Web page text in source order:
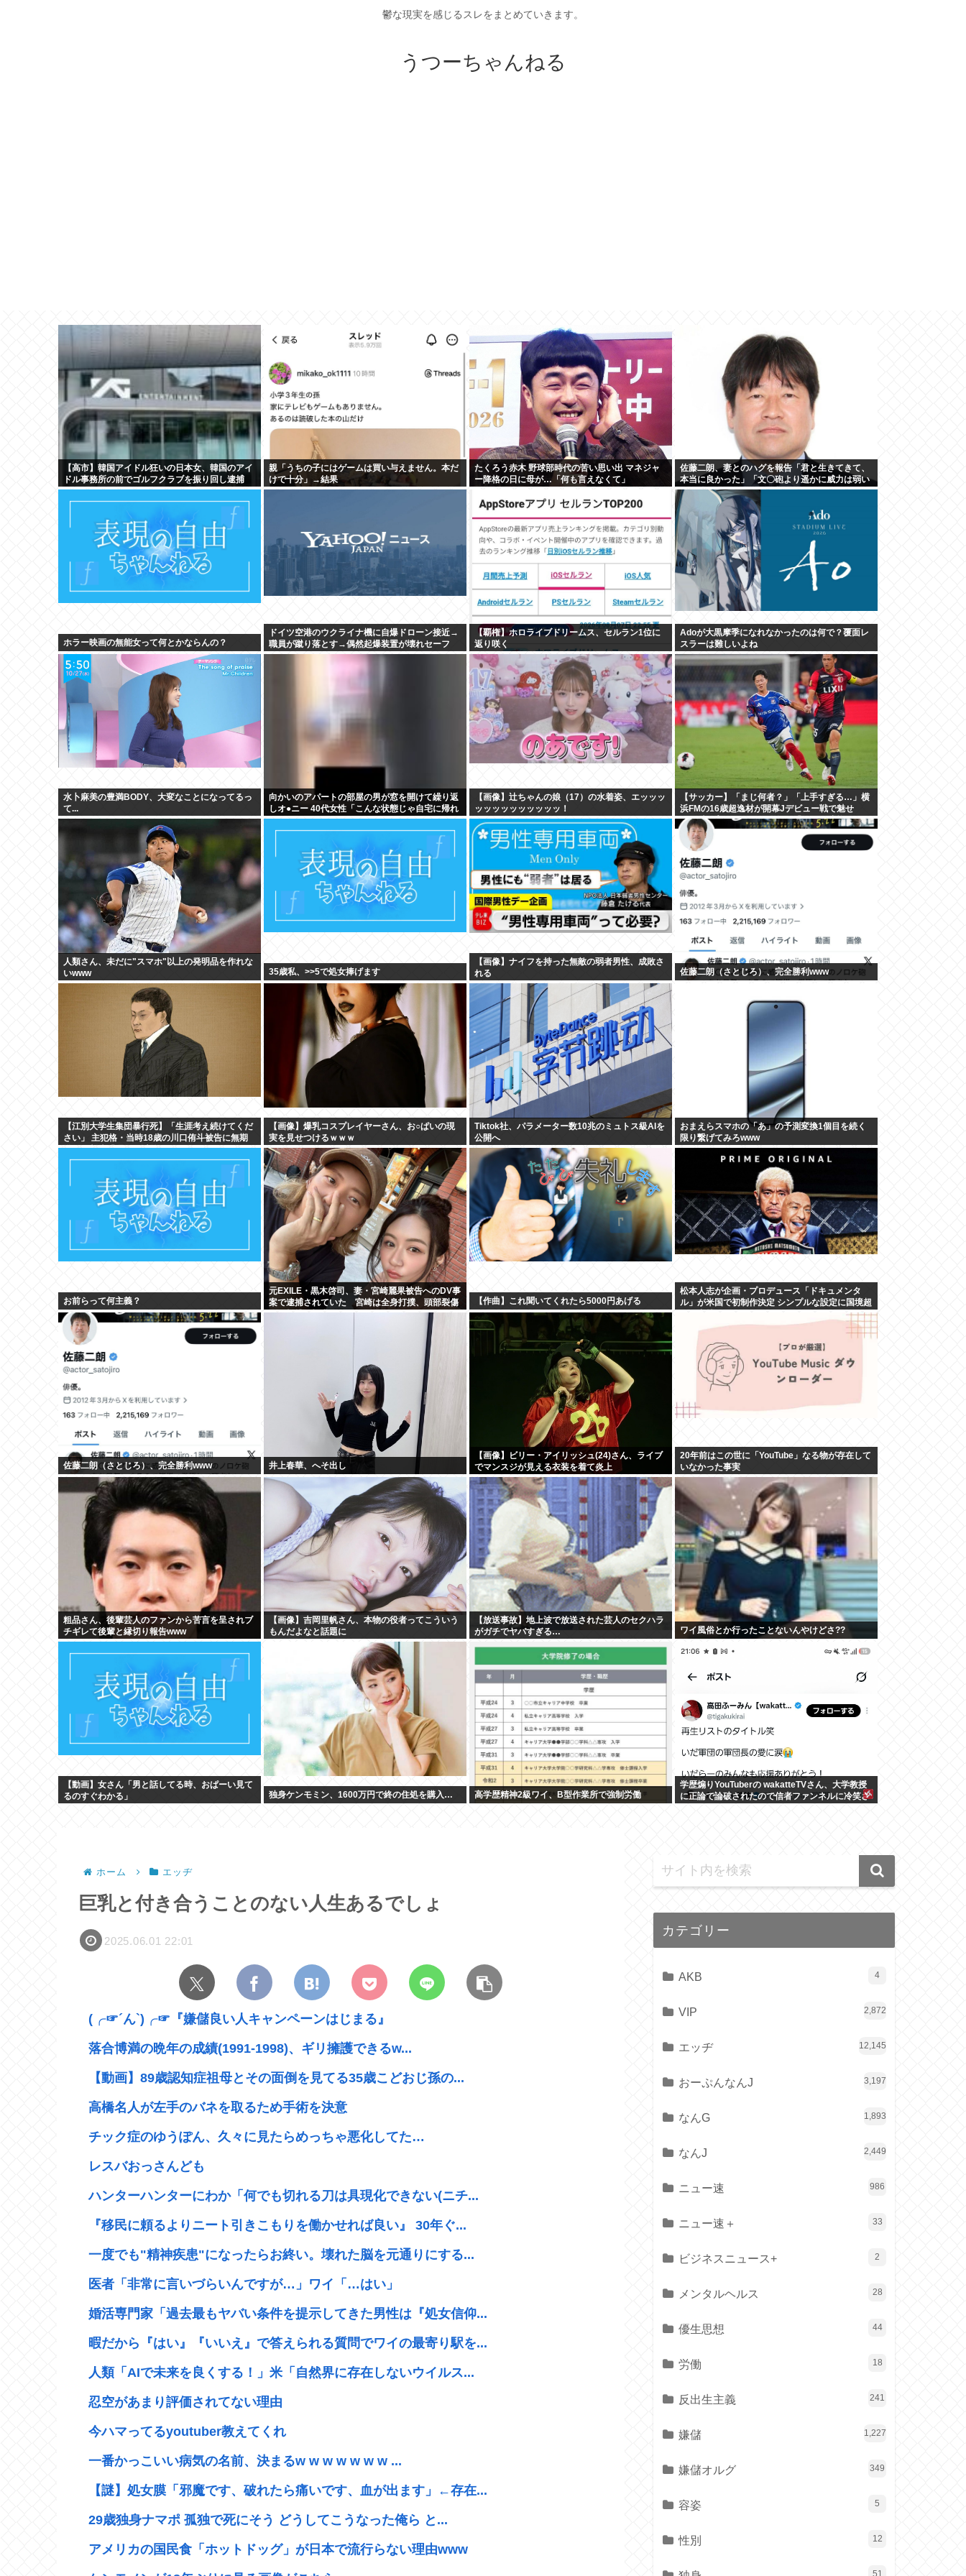
鬱な現実を感じるスレをまとめていきます。
うつーちゃんねる
【高市】韓国アイドル狂いの日本女、韓国のアイ
ドル事務所の前でゴルフクラブを振り回し逮捕
親「うちの子にはゲームは買い与えません。本だ
けで十分」→結果
たくろう赤木 野球部時代の苦い思い出 マネジャ
ー降格の日に母が…「何も言えなくて」
佐藤二朗、妻とのハグを報告「君と生きてきて、
本当に良かった」「文〇砲より遥かに威力は弱い
が、僕のノロケ砲をお見舞いする」
ホラー映画の無能女って何とかならんの？
ドイツ空港のウクライナ機に自爆ドローン接近→
職員が蹴り落とす→偶然起爆装置が壊れセーフ
【覇権】ホロライブドリームス、セルラン1位に
返り咲く
WIWIWIWIWIWIWIWIWIWIWIWIWIWIWIWIWIWI
Adoが大黒摩季になれなかったのは何で？覆面レ
スラーは難しいよね
水卜麻美の豊満BODY、大変なことになってるっ
て...
向かいのアパートの部屋の男が窓を開けて繰り返
しオ●ニー 40代女性「こんな状態じゃ自宅に帰れ
ない」
【画像】辻ちゃんの娘（17）の水着姿、エッッッ
ッッッッッッッッッッ！
【サッカー】「まじ何者？」「上手すぎる…」横
浜FMの16歳超逸材が開幕Jデビュー戦で魅せ
た”衝撃プレー”にSNS騒然！「すごい才能」
人類さん、未だに"スマホ"以上の発明品を作れな
いwww
35歳私、>>5で処女捧げます
【画像】ナイフを持った無敵の弱者男性、成敗さ
れる
佐藤二朗（さとじろ）、完全勝利www
【江別大学生集団暴行死】「生涯考え続けてくだ
さい」 主犯格・当時18歳の川口侑斗被告に無期
懲役の判決「理不尽以外の何ものでもない」
【画像】爆乳コスプレイヤーさん、お○ぱいの現
実を見せつけるｗｗｗ
Tiktok社、パラメーター数10兆のミュトス級AIを
公開へ
おまえらスマホの「あ」の予測変換1個目を続く
限り繋げてみろwww
お前らって何主義？
元EXILE・黒木啓司、妻・宮崎麗果被告へのDV事
案で逮捕されていた 宮崎は全身打撲、頭部裂傷
及び打撲の怪我
【作曲】これ聞いてくれたら5000円あげる
松本人志が企画・プロデュース「ドキュメンタ
ル」が米国で初制作決定 シンプルな設定に国境超
佐藤二朗（さとじろ）、完全勝利www 井上春華、へそ出し
【画像】ビリー・アイリッシュ(24)さん、ライブ
でマンスジが見える衣装を着て炎上
20年前はこの世に「YouTube」なる物が存在して
いなかった事実
粗品さん、後輩芸人のファンから苦言を呈されブ
チギレて後輩と縁切り報告www
【画像】吉岡里帆さん、本物の役者ってこういう
もんだよなと話題に
【放送事故】地上波で放送された芸人のセクハラ
がガチでヤバすぎる…
ワイ風俗とか行ったことないんやけどさ??
【動画】女さん「男と話してる時、おぱーい見て
るのすぐわかる」
独身ケンモミン、1600万円で終の住処を購入… 高学歴精神2級ワイ、B型作業所で強制労働
学歴煽りYouTuberの wakatteTVさん、大学教授
に正論で論破されたので信者ファンネルに冷笑さ
ホーム エッヂ
巨乳と付き合うことのない人生あるでしょ
2025.06.01 22:01
(╭☞´ん`)╭☞『嫌儲良い人キャンペーンはじまる』
落合博満の晩年の成績(1991-1998)、ギリ擁護できるw...
【動画】89歳認知症祖母とその面倒を見てる35歳こどおじ孫の...
高橋名人が左手のバネを取るため手術を決意
チック症のゆうぽん、久々に見たらめっちゃ悪化してた…
レスバおっさんども
ハンターハンターにわか「何でも切れる刀は具現化できない(ニチ...
『移民に頼るよりニート引きこもりを働かせれば良い』 30年ぐ...
一度でも"精神疾患"になったらお終い。壊れた脳を元通りにする...
医者「非常に言いづらいんですが…」ワイ「…はい」
婚活専門家「過去最もヤバい条件を提示してきた男性は『処女信仰...
暇だから『はい』『いいえ』で答えられる質問でワイの最寄り駅を...
人類「AIで未来を良くする！」米「自然界に存在しないウイルス...
忍空があまり評価されてない理由
今ハマってるyoutuber教えてくれ
一番かっこいい病気の名前、決まるw w w w w w w ...
【謎】処女膜「邪魔です、破れたら痛いです、血が出ます」←存在...
29歳独身ナマポ 孤独で死にそう どうしてこうなった俺ら と...
アメリカの国民食「ホットドッグ」が日本で流行らない理由www
カテゴリー
AKB 4
VIP 2,872
エッヂ 12,145
おーぷんなんJ 3,197
なんG 1,893
なんJ 2,449
ニュー速 986
ニュー速＋ 33
ビジネスニュース+ 2
メンタルヘルス 28
優生思想 44
労働 18
反出生主義 241
嫌儲 1,227
嫌儲オルグ 349
容姿 5
性別 12
51